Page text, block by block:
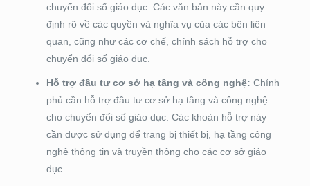
chuyển đổi số giáo dục. Các văn bản này cần quy
định rõ về các quyền và nghĩa vụ của các bên liên
quan, cũng như các cơ chế, chính sách hỗ trợ cho
chuyển đổi số giáo dục.
Hỗ trợ đầu tư cơ sở hạ tầng và công nghệ: Chính
phủ cần hỗ trợ đầu tư cơ sở hạ tầng và công nghệ
cho chuyển đổi số giáo dục. Các khoản hỗ trợ này
cần được sử dụng để trang bị thiết bị, hạ tầng công
nghệ thông tin và truyền thông cho các cơ sở giáo
dục.